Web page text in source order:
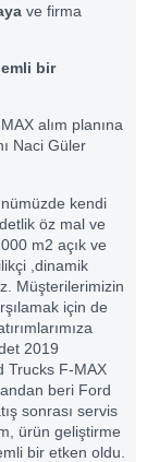
ve firma
bir
alım planına
Naci Güler
kendi
öz mal ve
m2 açık ve
,dinamik
Müşterilerimizin
için de
2019
Trucks F-MAX
beri Ford
sonrası servis
ürün geliştirme
bir etken oldu.